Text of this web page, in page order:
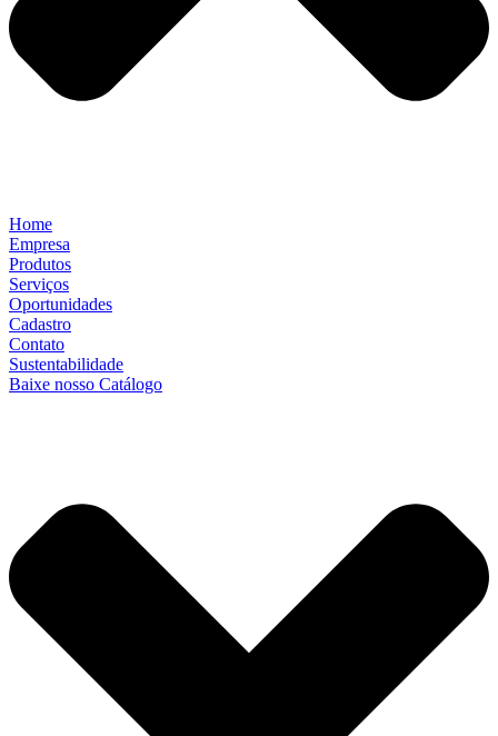
Home
Empresa
Produtos
Serviços
Oportunidades
Cadastro
Contato
Sustentabilidade
Baixe nosso Catálogo